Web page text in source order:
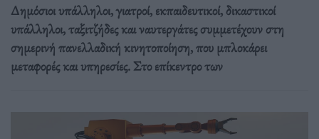
Δημόσιοι υπάλληλοι, γιατροί, εκπαιδευτικοί, δικαστικοί
υπάλληλοι, ταξιτζήδες και ναυτεργάτες συμμετέχουν στη
σημερινή πανελλαδική κινητοποίηση, που μπλοκάρει
μεταφορές και υπηρεσίες. Στο επίκεντρο των